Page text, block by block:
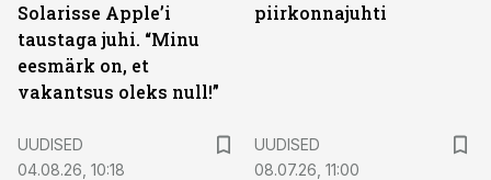
Solarisse Apple’i
taustaga juhi. “Minu
eesmärk on, et
vakantsus oleks null!”
piirkonnajuhti
UUDISED
04.08.26, 10:18
UUDISED
08.07.26, 11:00